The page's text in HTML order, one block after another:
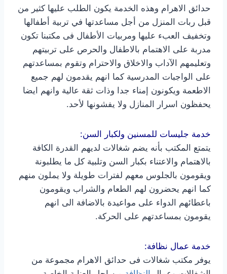
حدائق الاهرام وهذه الخدمة يكون الطلب عليها كثير من
قبل ربات المنزل من أجل مساعدتها في تربية أطفالها
وتخفيف العبء عليها ومربيات الأطفال فى مكتبنا تكون
مدربة على الاهتمام بالاطفال والحرص على تربيتهم
وتعليمهم الآداب والاخلاق والاحترام وتقوم بمساعدتهم
على الواجبات المدرسية كما انهم يقدمون لهم جميع
الاطعمة ويكونون إمناء جدا وذات ثقة عالية وانهم ايضا
يحفظون اسرار المنازل ولا يفشونها لأحد.
خدمة جليسات للمسنين ولكبار السن:
يتمتع المكتب بأنه يضم شغالات لديهم القدرة الكافة
بالاهتمام والاعتناء بكبار السن وتلبية كل ما يطلبونة
ويقومون بالجلوس معهم لفترات طويلة ولا يملون منهم
كما انهم يحضرون لهم الطعام والشراب ويقومون
باعطائهم الدواء على مواعيدة بالاضافة الى انهم
يقومون بمساعدتهم على الحركة.
خدمة عمال نظافة:
يوفر مكتب شغالات فى حدائق الاهرام مجموعة من